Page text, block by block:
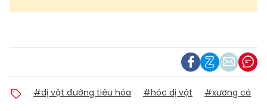
#dị vật đường tiêu hóa #hóc dị vật #xương cá